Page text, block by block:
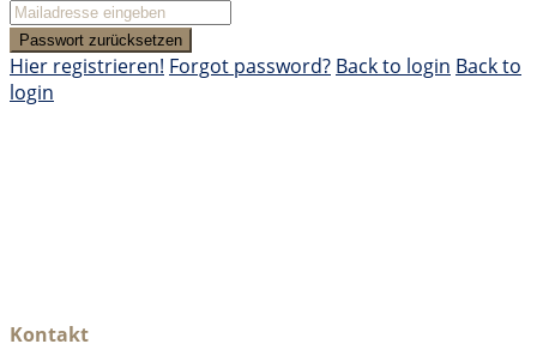
Passwort zurücksetzen
Hier registrieren! Forgot password? Back to login Back to
login
Kontakt